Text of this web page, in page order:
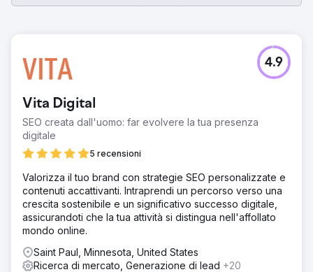
Vita Digital
SEO creata dall'uomo: far evolvere la tua presenza
digitale
5 recensioni
4.9
Valorizza il tuo brand con strategie SEO personalizzate e
contenuti accattivanti. Intraprendi un percorso verso una
crescita sostenibile e un significativo successo digitale,
assicurandoti che la tua attività si distingua nell'affollato
mondo online.
Saint Paul, Minnesota, United States
Ricerca di mercato, Generazione di lead +20